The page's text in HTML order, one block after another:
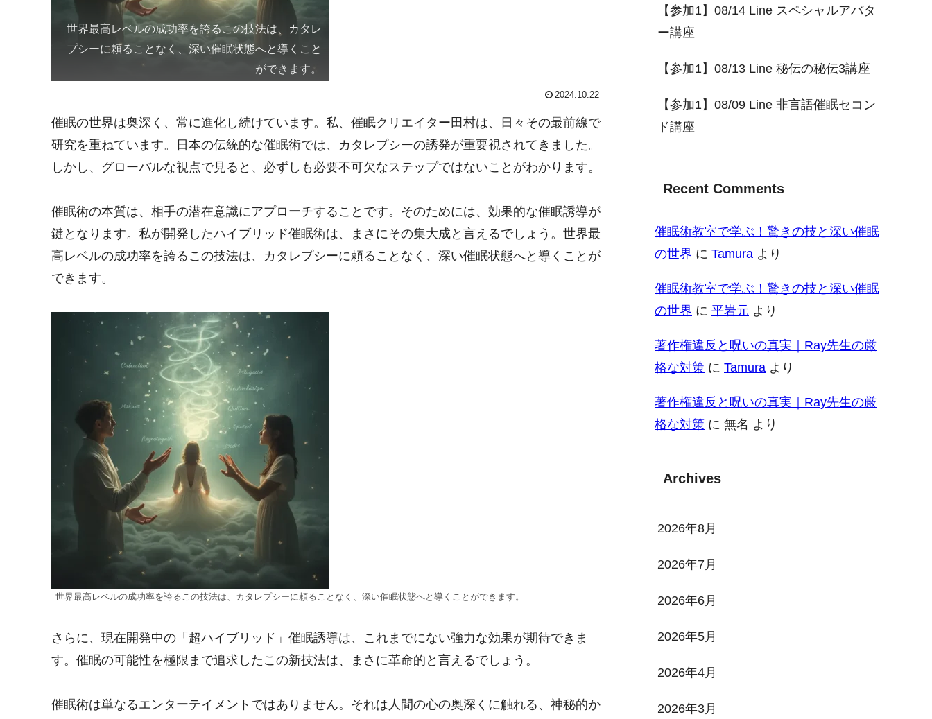
世界最高レベルの成功率を誇るこの技法は、カタレ
プシーに頼ることなく、深い催眠状態へと導くこと
ができます。
2024.10.22
催眠の世界は奥深く、常に進化し続けています。私、催眠クリエイター田村は、日々その最前線で
研究を重ねています。日本の伝統的な催眠術では、カタレプシーの誘発が重要視されてきました。
しかし、グローバルな視点で見ると、必ずしも必要不可欠なステップではないことがわかります。
催眠術の本質は、相手の潜在意識にアプローチすることです。そのためには、効果的な催眠誘導が
鍵となります。私が開発したハイブリッド催眠術は、まさにその集大成と言えるでしょう。世界最
高レベルの成功率を誇るこの技法は、カタレプシーに頼ることなく、深い催眠状態へと導くことが
できます。
世界最高レベルの成功率を誇るこの技法は、カタレプシーに頼ることなく、深い催眠状態へと導くことができます。
さらに、現在開発中の「超ハイブリッド」催眠誘導は、これまでにない強力な効果が期待できま
す。催眠の可能性を極限まで追求したこの新技法は、まさに革命的と言えるでしょう。
催眠術は単なるエンターテイメントではありません。それは人間の心の奥深くに触れる、神秘的か
【参加1】08/14 Line スペシャルアバタ
ー講座
【参加1】08/13 Line 秘伝の秘伝3講座
【参加1】08/09 Line 非言語催眠セコン
ド講座
Recent Comments
催眠術教室で学ぶ！驚きの技と深い催眠
の世界 に Tamura より
催眠術教室で学ぶ！驚きの技と深い催眠
の世界 に 平岩元 より
著作権違反と呪いの真実｜Ray先生の厳
格な対策 に Tamura より
著作権違反と呪いの真実｜Ray先生の厳
格な対策 に 無名 より
Archives
2026年8月
2026年7月
2026年6月
2026年5月
2026年4月
2026年3月